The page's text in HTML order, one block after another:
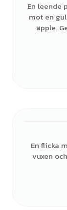
En leende
mot en
äpple.
En flicka
vuxen